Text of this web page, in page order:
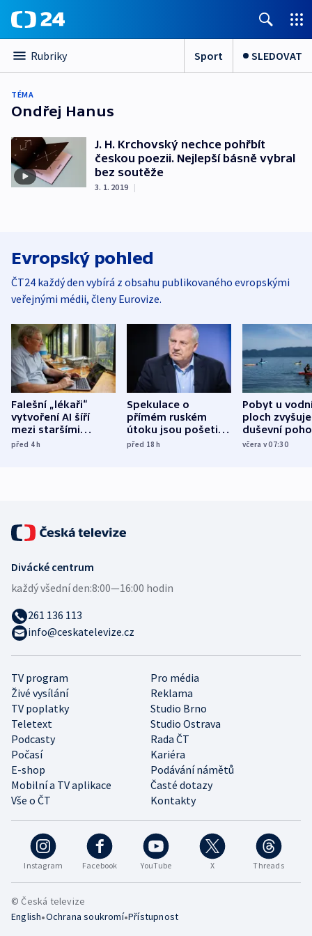
Rubriky Sport SLEDOVAT
TÉMA
Ondřej Hanus
J. H. Krchovský nechce pohřbít
českou poezii. Nejlepší básně vybral
bez soutěže
3. 1. 2019 |
Evropský pohled
ČT24 každý den vybírá z obsahu publikovaného evropskými
veřejnými médii, členy Eurovize.
Falešní „lékaři“
vytvoření AI šíří
mezi staršími
Poláky nebezpečné
před 4h
Spekulace o
přímém ruském
útoku jsou pošetilé,
míní estonský
před 18h
Pobyt u
ploch zvyšuje
duševní
ukázala
včera v 07:30
Instagram Facebook YouTube X Threads
TV program
Pro média
Živé vysílání
Reklama
TV poplatky
Studio Brno
Teletext
Studio Ostrava
Podcasty
Rada ČT
Počasí
Kariéra
E-shop
Podávání námětů
Mobilní a TV aplikace
Časté dotazy
Vše o ČT
Kontakty
Divácké centrum
každý všední den:8:00—16:00 hodin
261 136 113
info@ceskatelevize.cz
© Česká televize
English•Ochrana soukromí•Přístupnost